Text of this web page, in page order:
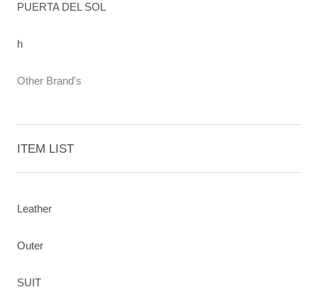
PUERTA DEL SOL
h
Other Brand's
ITEM LIST
Leather
Outer
SUIT